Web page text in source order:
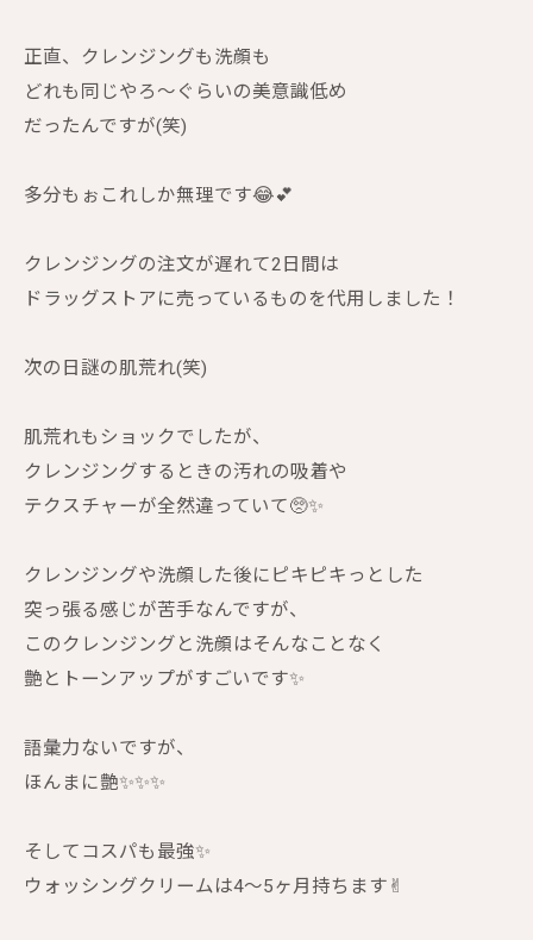
正直、クレンジングも洗顔も
どれも同じやろ〜ぐらいの美意識低め
だったんですが(笑)
多分もぉこれしか無理です😂💕
クレンジングの注文が遅れて2日間は
ドラッグストアに売っているものを代用しました！
次の日謎の肌荒れ(笑)
肌荒れもショックでしたが、
クレンジングするときの汚れの吸着や
テクスチャーが全然違っていて🥺✨
クレンジングや洗顔した後にピキピキっとした
突っ張る感じが苦手なんですが、
このクレンジングと洗顔はそんなことなく
艶とトーンアップがすごいです✨
語彙力ないですが、
ほんまに艶✨✨✨
そしてコスパも最強✨
ウォッシングクリームは4〜5ヶ月持ちます✌︎